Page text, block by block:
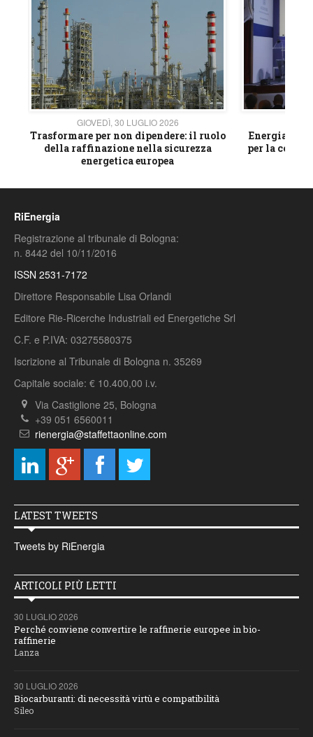
GIOVEDÌ, 30 LUGLIO 2026
Trasformare per non dipendere: il ruolo
della raffinazione nella sicurezza
energetica europea
Energia e
per la
RiEnergia
Registrazione al tribunale di Bologna:
n. 8442 del 10/11/2016
ISSN 2531-7172
Direttore Responsabile Lisa Orlandi
Editore Rie-Ricerche Industriali ed Energetiche Srl
C.F. e P.IVA: 03275580375
Iscrizione al Tribunale di Bologna n. 35269
Capitale sociale: € 10.400,00 i.v.
Via Castiglione 25, Bologna
+39 051 6560011
rienergia@staffettaonline.com
LATEST TWEETS
Tweets by RiEnergia
ARTICOLI PIÙ LETTI
30 LUGLIO 2026
Perché conviene convertire le raffinerie europee in bio-
raffinerie
Lanza
30 LUGLIO 2026
Biocarburanti: di necessità virtù e compatibilità
Sileo